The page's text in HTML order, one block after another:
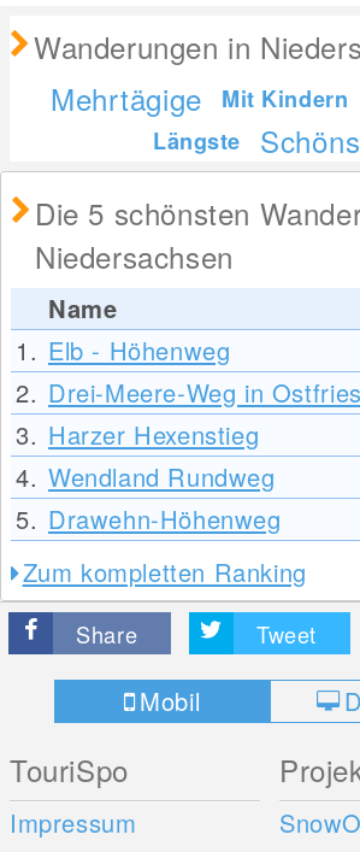
Wanderungen in
Mehrtägige
Mit Kindern
Längste
Die 5 schönsten
Niedersachsen
Name
1. Elb - Höhenweg
2. Drei-Meere-Weg in
3. Harzer Hexenstieg
4. Wendland Rundweg
5. Drawehn-Höhenweg
Zum kompletten Ranking
Share Tweet
Mobil
TouriSpo
Impressum